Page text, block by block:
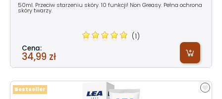
50ml. Przeciw starzeniu skóry. 10 funkcji! Non Greasy. Pełna ochrona
skóry twarzy.
(1)
Cena:
34,99 zł
Bestseller